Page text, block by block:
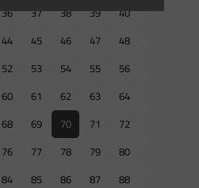
36 37 38 39
40
44 45 46 47
48
52 53 54 55
56
60 61 62 63
64
68 69 70 71
72
76 77 78 79
80
84 85 86 87
88